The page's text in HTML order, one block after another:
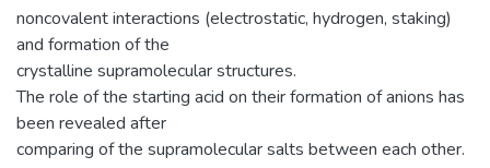
noncovalent interactions (electrostatic, hydrogen, staking)
and formation of the
crystalline supramolecular structures.
The role of the starting acid on their formation of anions has
been revealed after
comparing of the supramolecular salts between each other.